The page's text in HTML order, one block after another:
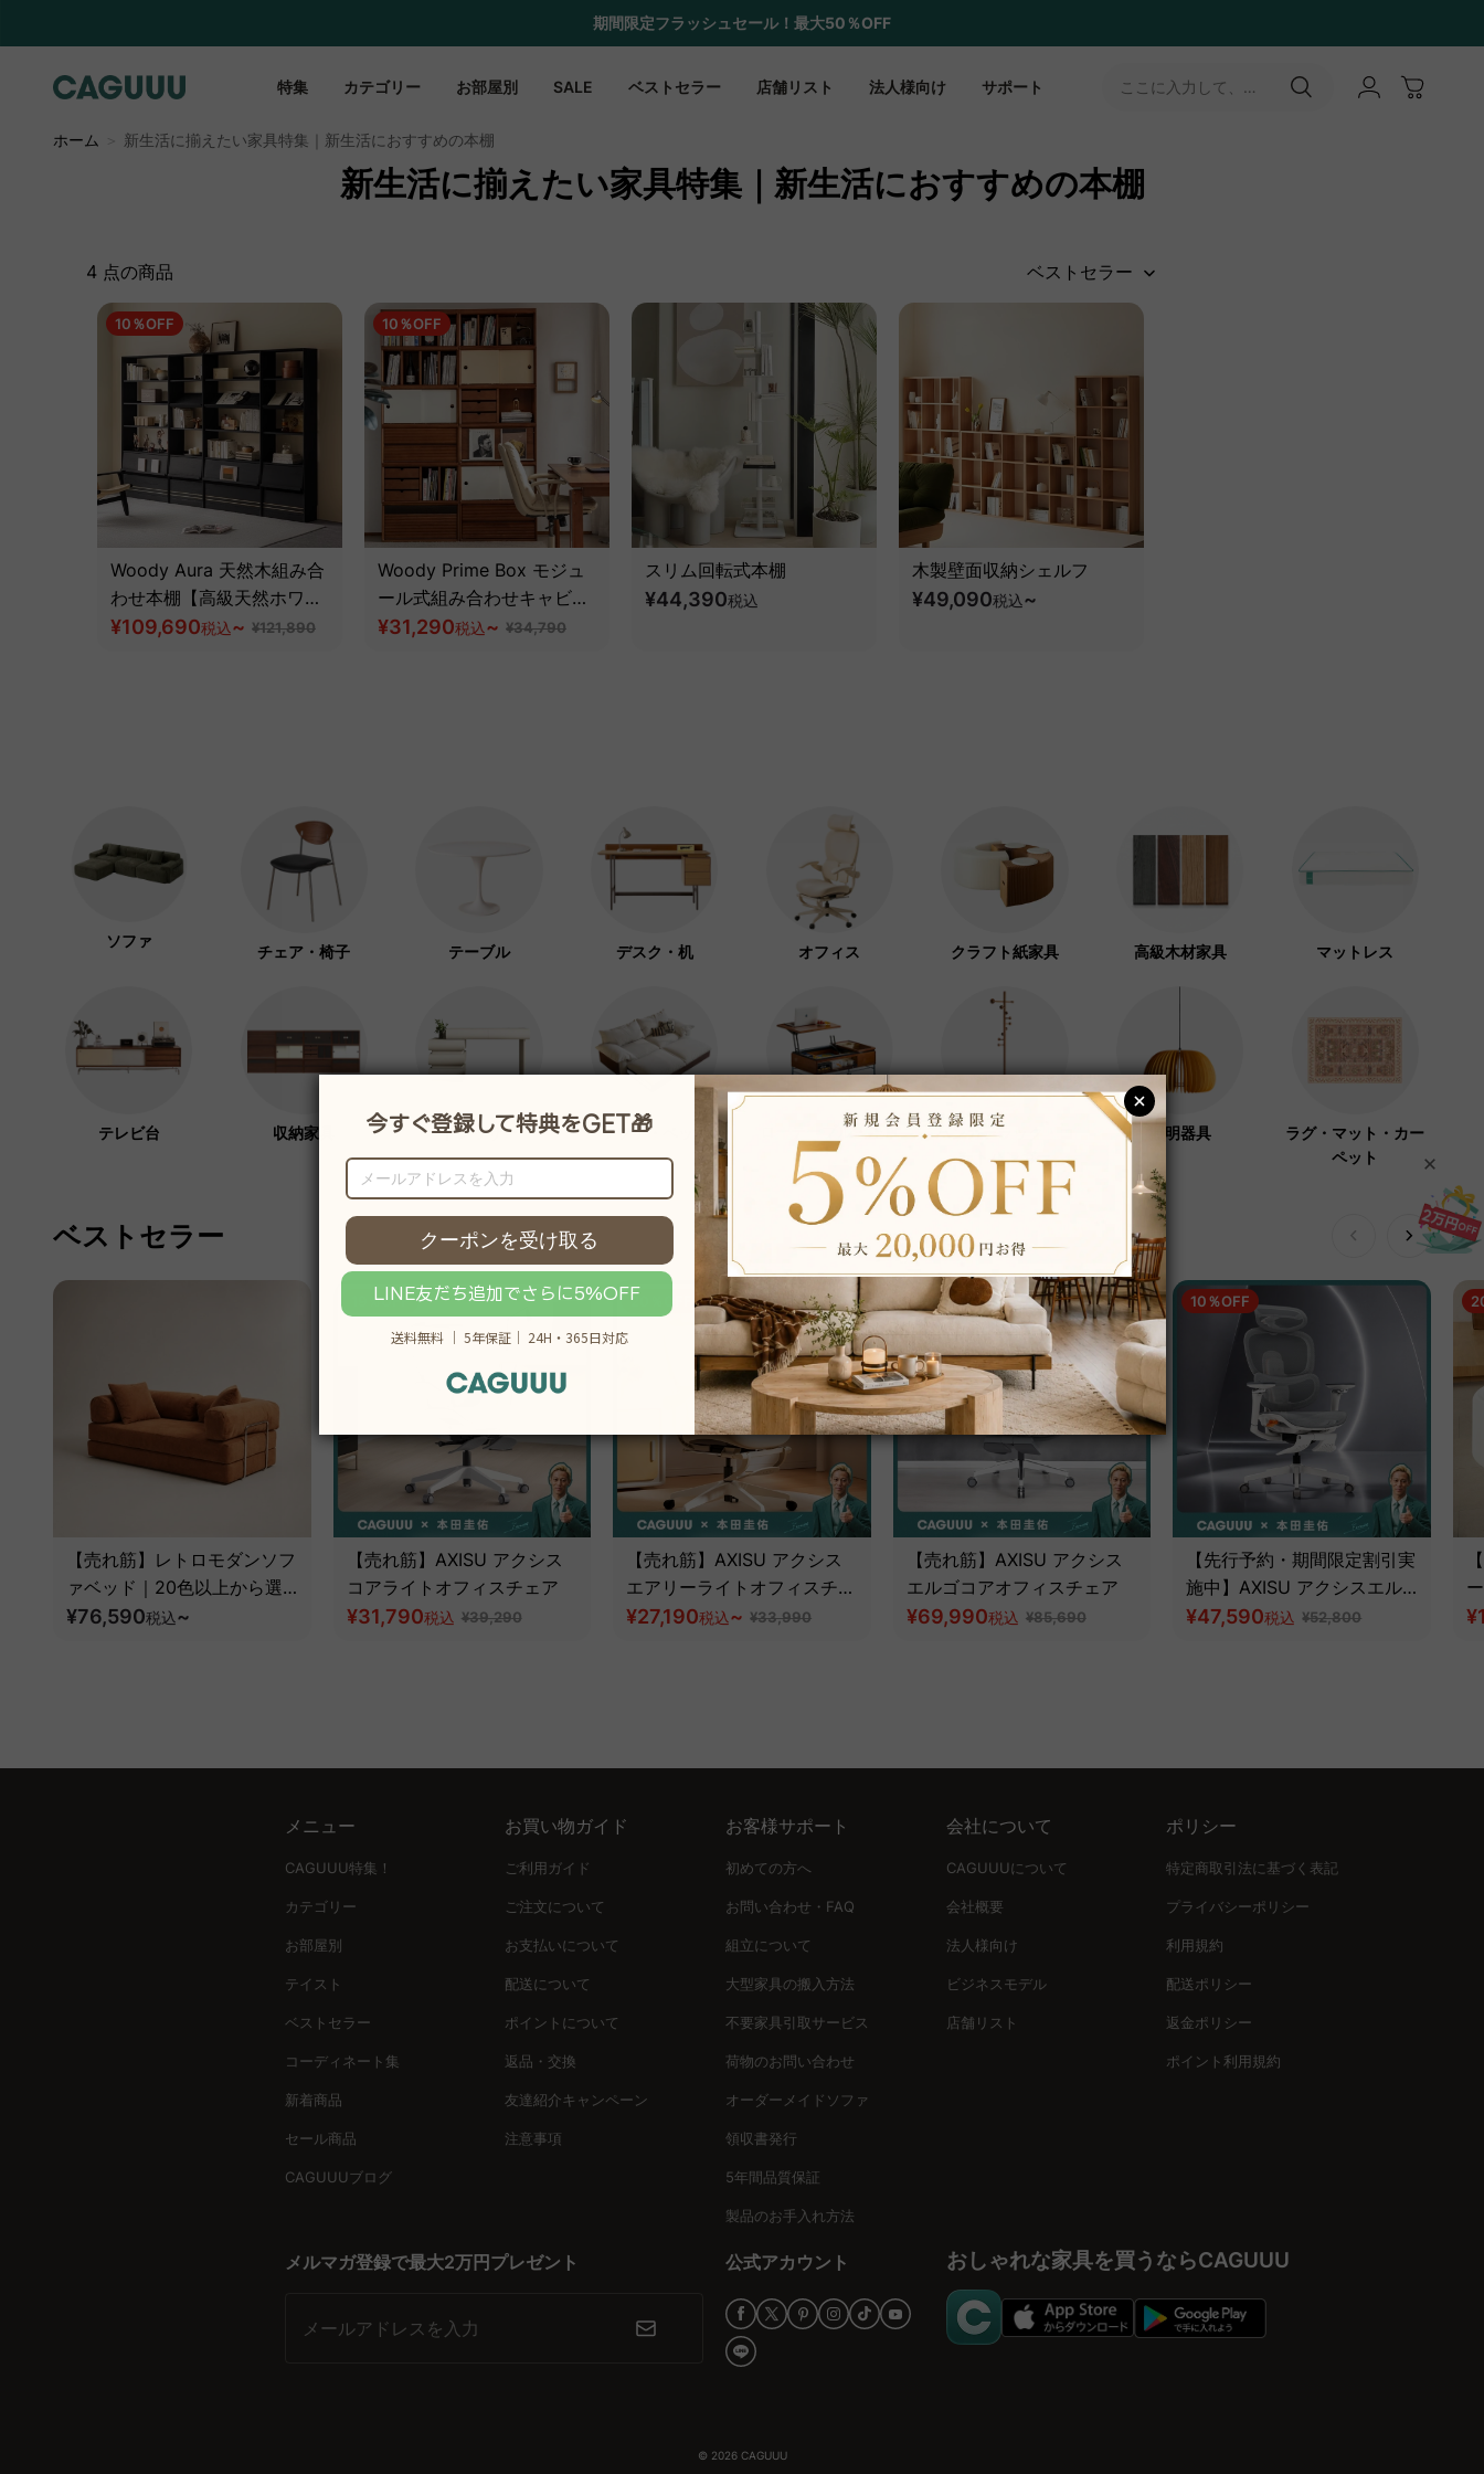
期間限定フラッシュセール！最大50％OFF
特集 カテゴリー お部屋別 SALE ベストセラー 店舗リスト 法人様向け サポート
ここに入力して、
ホーム
新生活に揃えたい家具特集｜新生活におすすめの本棚
新生活に揃えたい家具特集｜新生活におすすめの本棚
4 点の商品 ベストセラー
10％OFF
Woody Aura 天然木組み合
わせ本棚【高級天然ホワイ
トアッシュ材】
¥109,690税込~ ¥121,890
10％OFF
Woody Prime Box モジュ
ール式組み合わせキャビネ
ット【高級天然ツゲ材】
¥31,290税込~ ¥34,790
スリム回転式本棚
¥44,390税込
木製壁面収納シェルフ
¥49,090税込~
ソファ
チェア・椅子 テーブル デスク・机 オフィス クラフト紙家具 高級木材家具 マットレス
テレビ台 収納家具 ドレッサー ソファ・ベッド ローテーブル・座卓
ハンガーラック・コ
ートハンガー
照明器具
ラグ・マット・カー
ペット
ベストセラー
【売れ筋】レトロモダンソフ
ァベッド｜20色以上から選
べるコーデュロイ2WAY【色
¥76,590税込~
19％OFF
【売れ筋】AXISU アクシス
コアライトオフィスチェア
¥31,790税込 ¥39,290
20％OFF
【売れ筋】AXISU アクシス
エアリーライトオフィスチェ
ア
¥27,190税込~ ¥33,990
18％OFF
【売れ筋】AXISU アクシス
エルゴコアオフィスチェア
¥69,990税込 ¥85,690
10％OFF
【先行予約・期間限定割引実
施中】AXISU アクシスエル
ゴフライオフィスチェア｜圧
¥47,590税込 ¥52,800
メニュー
CAGUUU特集！
カテゴリー
お部屋別
テイスト
ベストセラー
コーディネート集
新着商品
セール商品
CAGUUUブログ
お買い物ガイド
ご利用ガイド
ご注文について
お支払いについて
配送について
ポイントについて
返品・交換
友達紹介キャンペーン
注意事項
お客様サポート
初めての方へ
お問い合わせ・FAQ
組立について
大型家具の搬入方法
不要家具引取サービス
荷物のお問い合わせ
オーダーメイドソファ
領収書発行
5年間品質保証
製品のお手入れ方法
会社について
CAGUUUについて
会社概要
法人様向け
ビジネスモデル
店舗リスト
ポリシー
特定商取引法に基づく表記
プライバシーポリシー
利用規約
配送ポリシー
返金ポリシー
ポイント利用規約
メルマガ登録で最大2万円プレゼント
メールアドレスを入力
公式アカウント おしゃれな家具を買うならCAGUUU
© 2026 CAGUUU